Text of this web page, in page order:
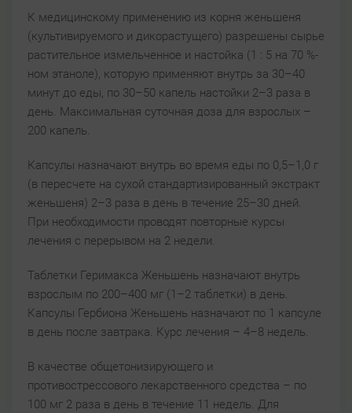
К медицинскому применению из корня женьшеня
(культивируемого и дикорастущего) разрешены сырье
растительное измельченное и настойка (1 : 5 на 70 %-
ном этаноле), которую применяют внутрь за 30–40
минут до еды, по 30–50 капель настойки 2–3 раза в
день. Максимальная суточная доза для взрослых –
200 капель.
Капсулы назначают внутрь во время еды по 0,5–1,0 г
(в пересчете на сухой стандартизированный экстракт
женьшеня) 2–3 раза в день в течение 25–30 дней.
При необходимости проводят повторные курсы
лечения с перерывом на 2 недели.
Таблетки Геримакса Женьшень назначают внутрь
взрослым по 200–400 мг (1–2 таблетки) в день.
Капсулы Гербиона Женьшень назначают по 1 капсуле
в день после завтрака. Курс лечения – 4–8 недель.
В качестве общетонизирующего и
противострессового лекарственного средства – по
100 мг 2 раза в день в течение 11 недель. Для